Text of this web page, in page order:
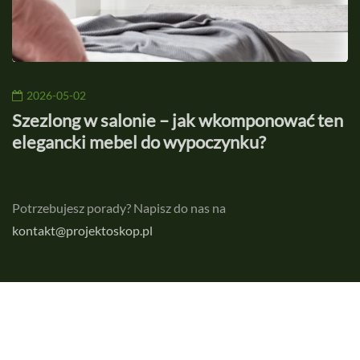
2026-05-02
Szezlong w salonie – jak wkomponować ten
elegancki mebel do wypoczynku?
Potrzebujesz porady? Napisz do nas na
kontakt@projektoskop.pl